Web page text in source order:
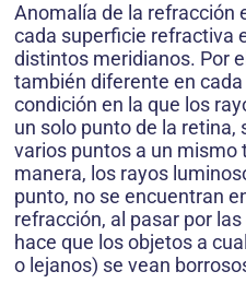
Anomalía de la refracción
cada superficie refractiva
distintos meridianos. Por
también diferente en
condición en la que los
un solo punto de la retina,
varios puntos a un mismo
manera, los rayos
punto, no se encuentran
refracción, al pasar por
hace que los objetos a
o lejanos) se vean